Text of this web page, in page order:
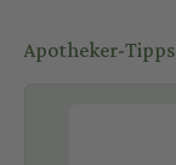
Apotheker-Tipps